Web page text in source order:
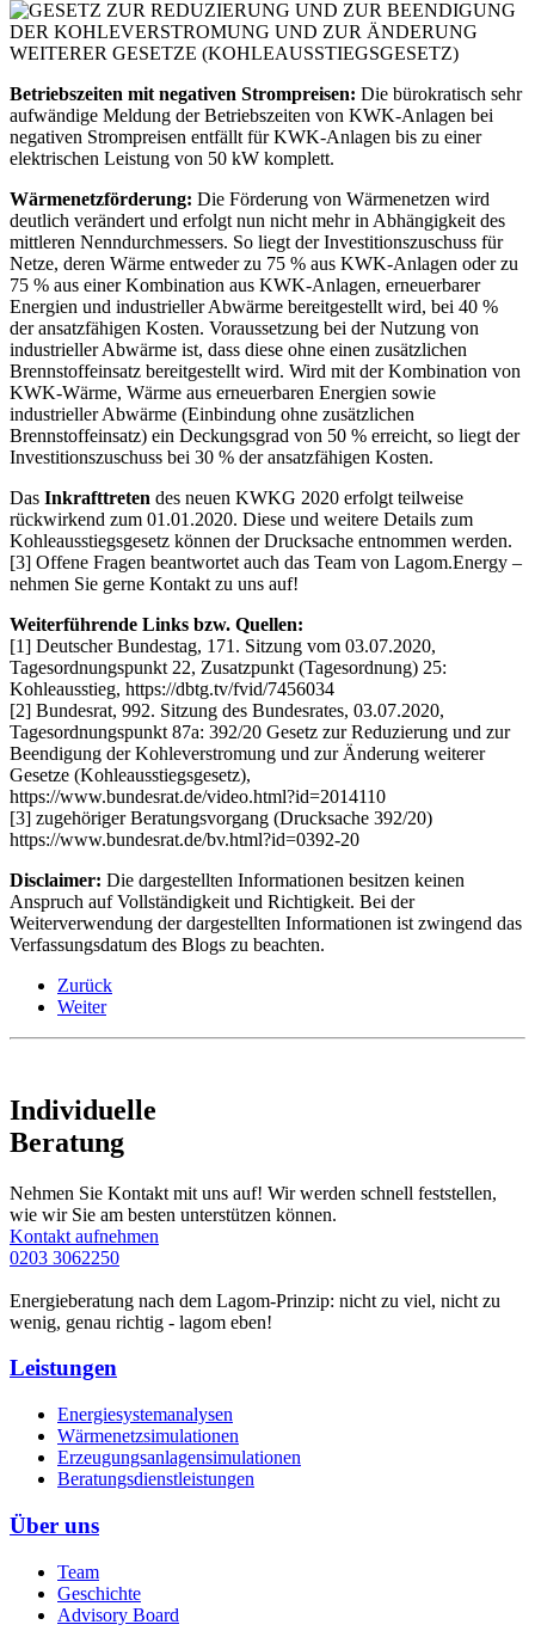
Betriebszeiten mit negativen Strompreisen: Die bürokratisch sehr
aufwändige Meldung der Betriebszeiten von KWK-Anlagen bei
negativen Strompreisen entfällt für KWK-Anlagen bis zu einer
elektrischen Leistung von 50 kW komplett.
Wärmenetzförderung: Die Förderung von Wärmenetzen wird
deutlich verändert und erfolgt nun nicht mehr in Abhängigkeit des
mittleren Nenndurchmessers. So liegt der Investitionszuschuss für
Netze, deren Wärme entweder zu 75 % aus KWK-Anlagen oder zu
75 % aus einer Kombination aus KWK-Anlagen, erneuerbarer
Energien und industrieller Abwärme bereitgestellt wird, bei 40 %
der ansatzfähigen Kosten. Voraussetzung bei der Nutzung von
industrieller Abwärme ist, dass diese ohne einen zusätzlichen
Brennstoffeinsatz bereitgestellt wird. Wird mit der Kombination von
KWK-Wärme, Wärme aus erneuerbaren Energien sowie
industrieller Abwärme (Einbindung ohne zusätzlichen
Brennstoffeinsatz) ein Deckungsgrad von 50 % erreicht, so liegt der
Investitionszuschuss bei 30 % der ansatzfähigen Kosten.
Das Inkrafttreten des neuen KWKG 2020 erfolgt teilweise
rückwirkend zum 01.01.2020. Diese und weitere Details zum
Kohleausstiegsgesetz können der Drucksache entnommen werden.
[3] Offene Fragen beantwortet auch das Team von Lagom.Energy –
nehmen Sie gerne Kontakt zu uns auf!
Weiterführende Links bzw. Quellen:
[1] Deutscher Bundestag, 171. Sitzung vom 03.07.2020,
Tagesordnungspunkt 22, Zusatzpunkt (Tagesordnung) 25:
Kohleausstieg, https://dbtg.tv/fvid/7456034
[2] Bundesrat, 992. Sitzung des Bundesrates, 03.07.2020,
Tagesordnungspunkt 87a: 392/20 Gesetz zur Reduzierung und zur
Beendigung der Kohleverstromung und zur Änderung weiterer
Gesetze (Kohleausstiegsgesetz),
https://www.bundesrat.de/video.html?id=2014110
[3] zugehöriger Beratungsvorgang (Drucksache 392/20)
https://www.bundesrat.de/bv.html?id=0392-20
Disclaimer: Die dargestellten Informationen besitzen keinen
Anspruch auf Vollständigkeit und Richtigkeit. Bei der
Weiterverwendung der dargestellten Informationen ist zwingend das
Verfassungsdatum des Blogs zu beachten.
Zurück
Weiter
Individuelle
Beratung
Nehmen Sie Kontakt mit uns auf! Wir werden schnell feststellen,
wie wir Sie am besten unterstützen können.
Kontakt aufnehmen
0203 3062250
Energieberatung nach dem Lagom-Prinzip: nicht zu viel, nicht zu
wenig, genau richtig - lagom eben!
Leistungen
Energiesystemanalysen
Wärmenetzsimulationen
Erzeugungsanlagensimulationen
Beratungsdienstleistungen
Über uns
Team
Geschichte
Advisory Board